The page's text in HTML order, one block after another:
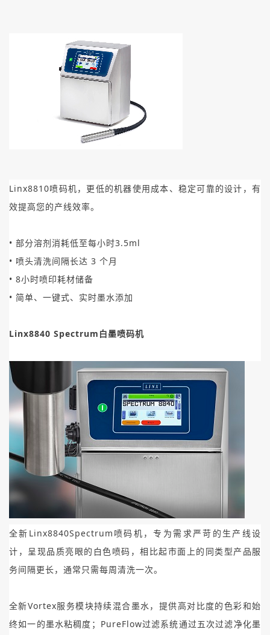
Linx8810喷码机，更低的机器使用成本、稳定可靠的设计，有
效提高您的产线效率。
• 部分溶剂消耗低至每小时3.5ml
• 喷头清洗间隔长达 3 个月
• 8小时喷印耗材储备
• 简单、一键式、实时墨水添加
Linx8840 Spectrum白墨喷码机
全新Linx8840Spectrum喷码机，专为需求严苛的生产线设
计，呈现品质亮眼的白色喷码，相比起市面上的同类型产品服
务间隔更长，通常只需每周清洗一次。
全新Vortex服务模块持续混合墨水，提供高对比度的色彩和始
终如一的墨水粘稠度；PureFlow过滤系统通过五次过滤净化墨